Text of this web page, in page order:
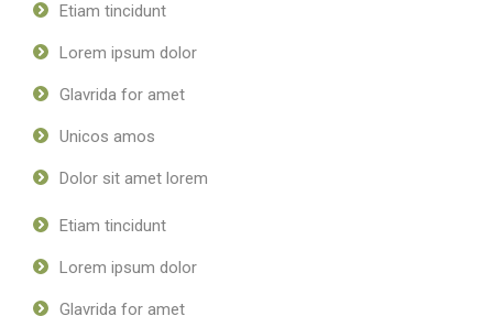
Etiam tincidunt
Lorem ipsum dolor
Glavrida for amet
Unicos amos
Dolor sit amet lorem
Etiam tincidunt
Lorem ipsum dolor
Glavrida for amet